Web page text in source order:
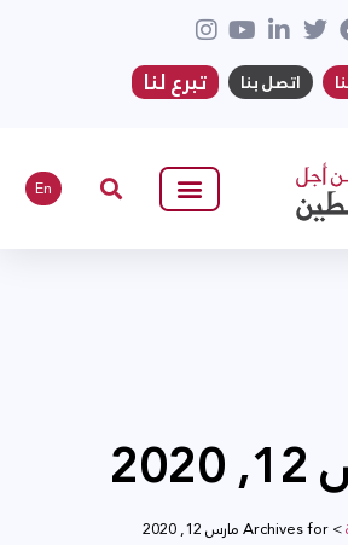
اتصل بنا تبرع لنا
En
>Archives for مارس 12, 2020